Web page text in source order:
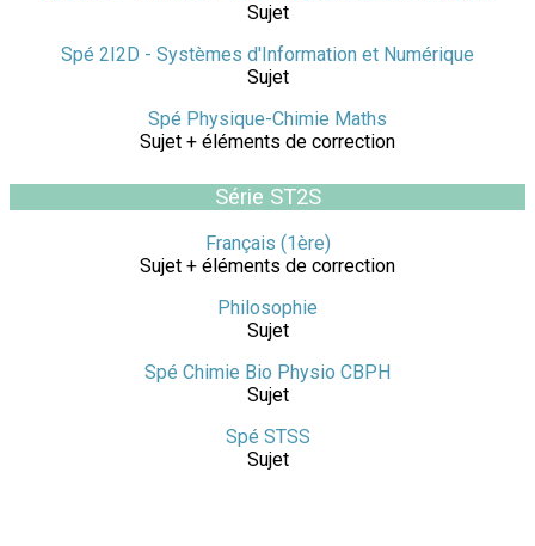
Sujet
Spé 2I2D - Systèmes d'Information et Numérique
Sujet
Spé Physique-Chimie Maths
Sujet + éléments de correction
Série ST2S
Français (1ère)
Sujet + éléments de correction
Philosophie
Sujet
Spé Chimie Bio Physio CBPH
Sujet
Spé STSS
Sujet